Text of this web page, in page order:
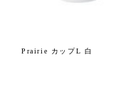
Prairie カップL 白